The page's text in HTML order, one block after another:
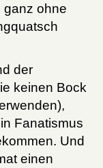
ganz ohne
der
keinen Bock
Fanatismus
Und
einen